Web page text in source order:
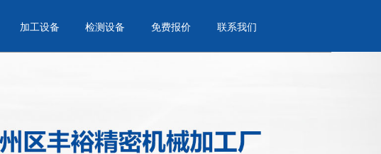
加工设备 检测设备 免费报价 联系我们